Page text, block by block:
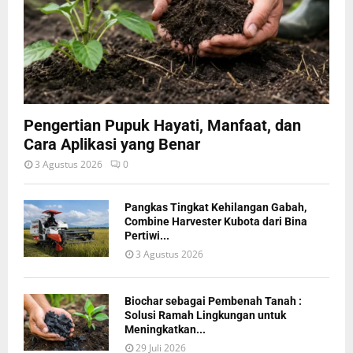
Pengertian Pupuk Hayati, Manfaat, dan
Cara Aplikasi yang Benar
3 Agustus 2026 0
Pangkas Tingkat Kehilangan Gabah,
Combine Harvester Kubota dari Bina
Pertiwi...
3 Agustus 2026
Biochar sebagai Pembenah Tanah :
Solusi Ramah Lingkungan untuk
Meningkatkan...
29 Juli 2026